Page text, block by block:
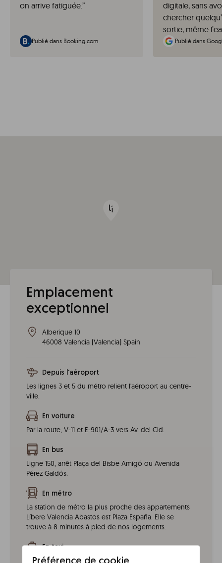
on arrive fatiguée.”
Publié dans Booking.com
digitale, sans
chercher
sortie, même
Publié dans
Emplacement
exceptionnel
Alberique 10
46008 Valencia (Valencia) Spain
Depuis l'aéroport
Les lignes 3 et 5 du métro relient l'aéroport au centre-
ville.
En voiture
Par la route, V-11 et E-901/A-3 vers Av. del Cid.
En bus
Ligne 150, arrêt Plaça del Bisbe Amigó ou Avenida
Pérez Galdós.
En métro
La station de métro la plus proche des appartements
Líbere Valencia Abastos est Plaza España. Elle se
trouve à 8 minutes à pied de nos logements.
En taxi
Les réservations sont acceptées sur le site web de